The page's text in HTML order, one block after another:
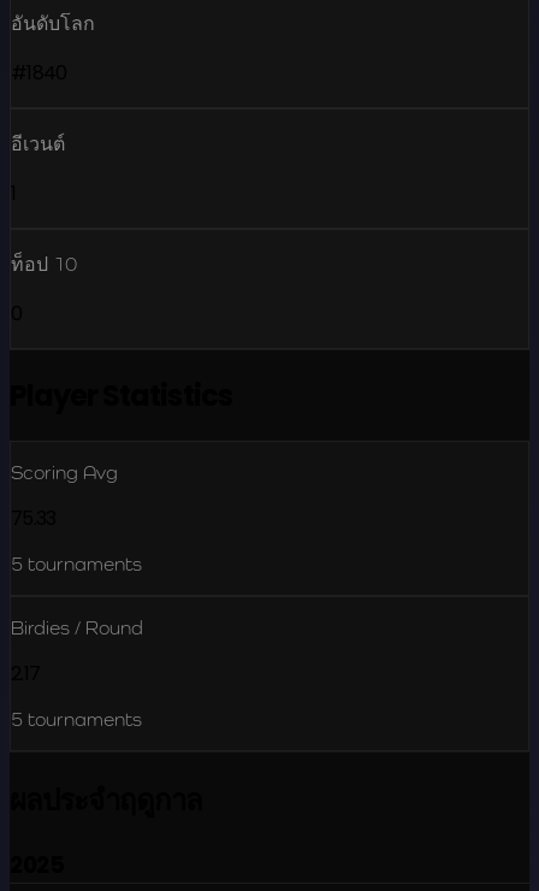
อันดับโลก
อีเวนต์
ท็อป 10
Scoring Avg
5 tournaments
Birdies / Round
5 tournaments